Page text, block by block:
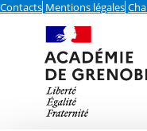
Contacts Mentions légales